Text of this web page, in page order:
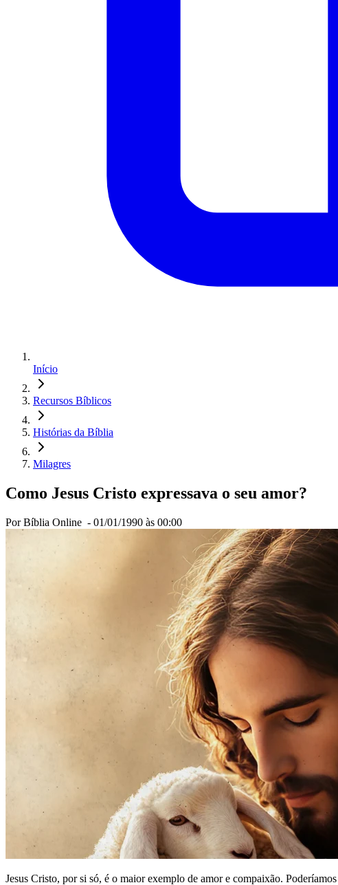
Início
Recursos Bíblicos
Histórias da Bíblia
Milagres
Como Jesus Cristo expressava o seu amor?
Por Bíblia Online - 01/01/1990 às 00:00
Jesus Cristo, por si só, é o maior exemplo de amor e compaixão.